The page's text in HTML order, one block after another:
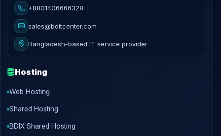
+8801406666328
sales@bditcenter.com
Bangladesh-based IT service provider
Hosting
Web Hosting
Shared Hosting
BDIX Shared Hosting